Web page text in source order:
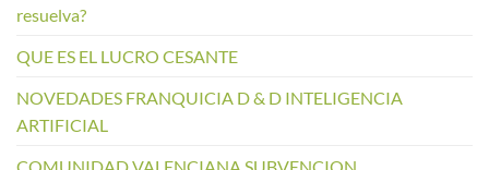
resuelva?
QUE ES EL LUCRO CESANTE
NOVEDADES FRANQUICIA D & D INTELIGENCIA
ARTIFICIAL